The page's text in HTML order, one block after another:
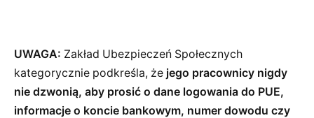
UWAGA: Zakład Ubezpieczeń Społecznych
kategorycznie podkreśla, że jego pracownicy nigdy
nie dzwonią, aby prosić o dane logowania do PUE,
informacje o koncie bankowym, numer dowodu czy